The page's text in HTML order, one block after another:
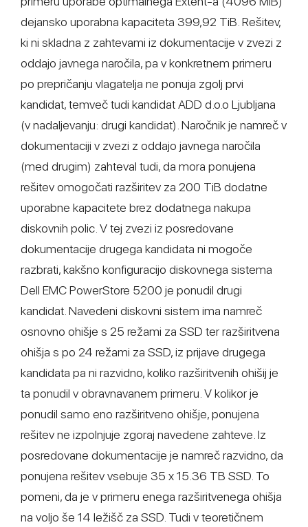
dejansko uporabna kapaciteta 399,92 TiB. Rešitev,
ki ni skladna z zahtevami iz dokumentacije v zvezi z
oddajo javnega naročila, pa v konkretnem primeru
po prepričanju vlagatelja ne ponuja zgolj prvi
kandidat, temveč tudi kandidat ADD d.o.o Ljubljana
(v nadaljevanju: drugi kandidat). Naročnik je namreč v
dokumentaciji v zvezi z oddajo javnega naročila
(med drugim) zahteval tudi, da mora ponujena
rešitev omogočati razširitev za 200 TiB dodatne
uporabne kapacitete brez dodatnega nakupa
diskovnih polic. V tej zvezi iz posredovane
dokumentacije drugega kandidata ni mogoče
razbrati, kakšno konfiguracijo diskovnega sistema
Dell EMC PowerStore 5200 je ponudil drugi
kandidat. Navedeni diskovni sistem ima namreč
osnovno ohišje s 25 režami za SSD ter razširitvena
ohišja s po 24 režami za SSD, iz prijave drugega
kandidata pa ni razvidno, koliko razširitvenih ohišij je
ta ponudil v obravnavanem primeru. V kolikor je
ponudil samo eno razširitveno ohišje, ponujena
rešitev ne izpolnjuje zgoraj navedene zahteve. Iz
posredovane dokumentacije je namreč razvidno, da
ponujena rešitev vsebuje 35 x 15.36 TB SSD. To
pomeni, da je v primeru enega razširitvenega ohišja
na voljo še 14 ležišč za SSD. Tudi v teoretičnem